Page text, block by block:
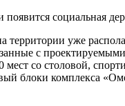
территории уже
с
мест со столовой,
блоки комплекса